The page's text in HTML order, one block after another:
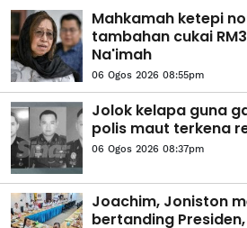
Mahkamah ketepi
tambahan cukai
Na'imah
06 Ogos 2026 08:55pm
Jolok kelapa guna
polis maut terkena
06 Ogos 2026 08:37pm
Joachim, Joniston
bertanding